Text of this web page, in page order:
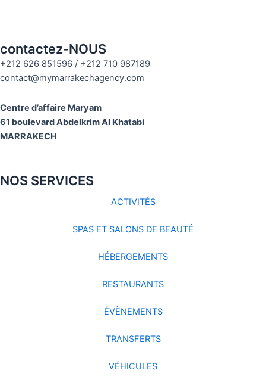
g
r
a
o
o
k
h
a
t
contactez-NOUS
+212 626 851596 / +212 710 987189
contact@mymarrakechagency.com
Centre d’affaire Maryam
61 boulevard Abdelkrim Al Khatabi
MARRAKECH
NOS SERVICES
ACTIVITÉS
SPAS ET SALONS DE BEAUTÉ
HÉBERGEMENTS
RESTAURANTS
ÉVÈNEMENTS
TRANSFERTS
VÉHICULES